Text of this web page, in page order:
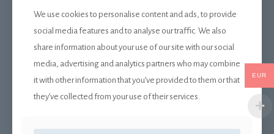
Politica de confidentialitate
Termeni si conditii
Retrage-te din contract
EUR
We use cookies to personalise content and ads, to provide
social media features and to analyse our traffic. We also
share information about your use of our site with our social
media, advertising and analytics partners who may combine
it with other information that you’ve provided to them or that
they’ve collected from your use of their services.